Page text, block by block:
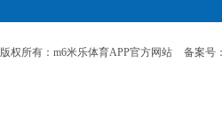
版权所有：m6米乐体育APP官方网站 备案号